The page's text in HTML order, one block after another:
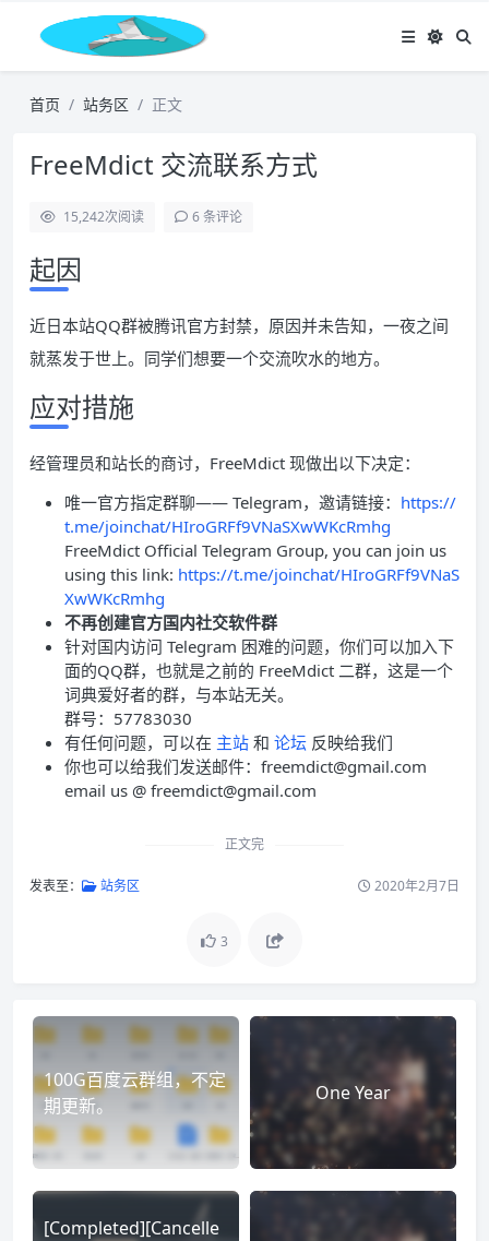
首页 站务区 正文
FreeMdict 交流联系方式
15,242次阅读 6 条评论
起因
近日本站QQ群被腾讯官方封禁，原因并未告知，一夜之间
就蒸发于世上。同学们想要一个交流吹水的地方。
应对措施
经管理员和站长的商讨，FreeMdict 现做出以下决定：
唯一官方指定群聊—— Telegram，邀请链接： https://
t.me/joinchat/HIroGRFf9VNaSXwWKcRmhg
FreeMdict Official Telegram Group, you can join us
using this link: https://t.me/joinchat/HIroGRFf9VNaS
XwWKcRmhg
不再创建官方国内社交软件群
针对国内访问 Telegram 困难的问题，你们可以加入下
面的QQ群，也就是之前的 FreeMdict 二群，这是一个
词典爱好者的群，与本站无关。
群号：57783030
有任何问题，可以在 主站 和 论坛 反映给我们
你也可以给我们发送邮件：freemdict@gmail.com
email us @ freemdict@gmail.com
正文完
发表至： 站务区 2020年2月7日
3
100G百度云群组，不定
期更新。
One Year
[Completed][Cancelle